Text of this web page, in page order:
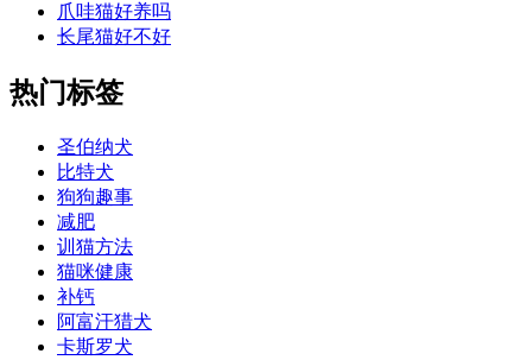
爪哇猫好养吗
长尾猫好不好
热门标签
圣伯纳犬
比特犬
狗狗趣事
减肥
训猫方法
猫咪健康
补钙
阿富汗猎犬
卡斯罗犬